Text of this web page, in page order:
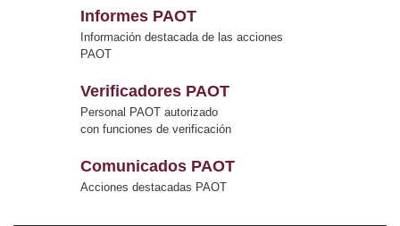
Informes PAOT
Información destacada de las acciones
PAOT
Verificadores PAOT
Personal PAOT autorizado
con funciones de verificación
Comunicados PAOT
Acciones destacadas PAOT